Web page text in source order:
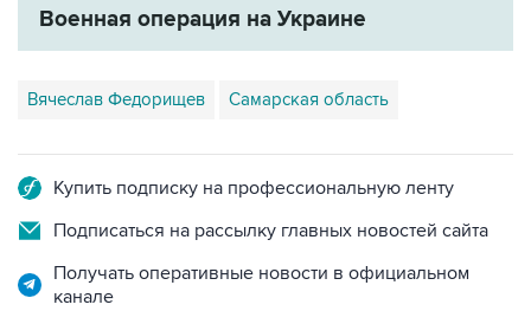
Военная операция на Украине
Вячеслав Федорищев Самарская область
Купить подписку на профессиональную ленту
Подписаться на рассылку главных новостей сайта
Получать оперативные новости в официальном
канале